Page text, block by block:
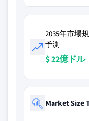
2035年市場
予測
$ 22億ドル
Market Size